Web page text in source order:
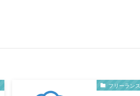
フリーランス